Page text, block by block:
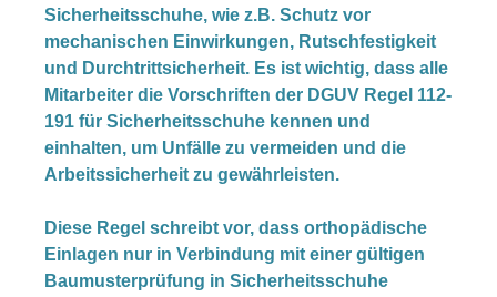
Sicherheitsschuhe, wie z.B. Schutz vor
mechanischen Einwirkungen, Rutschfestigkeit
und Durchtrittsicherheit. Es ist wichtig, dass alle
Mitarbeiter die Vorschriften der DGUV Regel 112-
191 für Sicherheitsschuhe kennen und
einhalten, um Unfälle zu vermeiden und die
Arbeitssicherheit zu gewährleisten.
Diese Regel schreibt vor, dass orthopädische
Einlagen nur in Verbindung mit einer gültigen
Baumusterprüfung in Sicherheitsschuhe